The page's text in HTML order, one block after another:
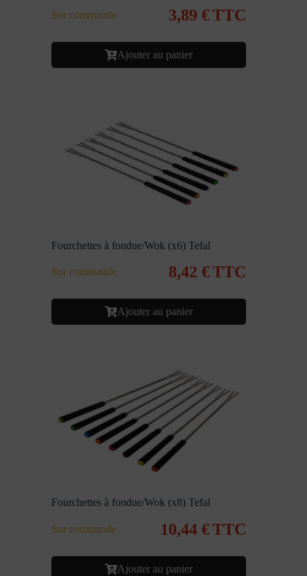
Sur commande 3,89 €TTC
Ajouter au panier
Fourchettes à fondue/Wok (x6) Tefal
Sur commande 8,42 €TTC
Ajouter au panier
Fourchettes à fondue/Wok (x8) Tefal
Sur commande 10,44 €TTC
Ajouter au panier